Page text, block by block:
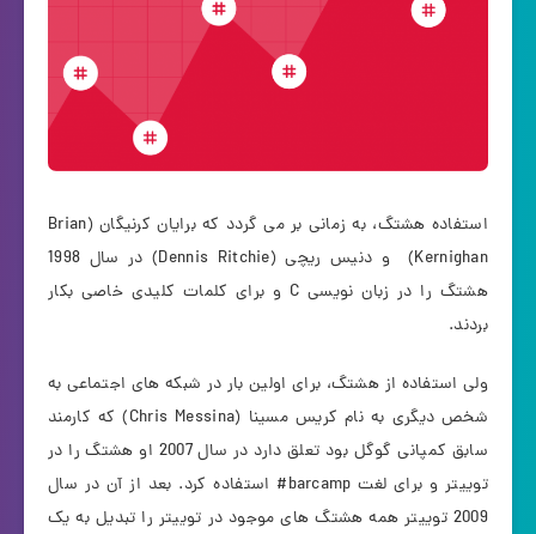
استفاده هشتگ، به زمانی بر می گردد که برایان کرنیگان (Brian
Kernighan) و دنیس ریچی (Dennis Ritchie) در سال 1998
هشتگ را در زبان نویسی C و برای کلمات کلیدی خاصی بکار
بردند.
ولی استفاده از هشتگ، برای اولین بار در شبکه های اجتماعی به
شخص دیگری به نام کریس مسینا (Chris Messina) که کارمند
سابق کمپانی گوگل بود تعلق دارد در سال 2007 او هشتگ را در
توییتر و برای لغت barcamp# استفاده کرد. بعد از آن در سال
2009 توییتر همه هشتگ های موجود در توییتر را تبدیل به یک